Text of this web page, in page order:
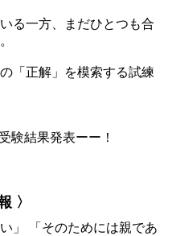
る一方、まだひとつも合
「正解」を模索する試練
験結果発表ーー！
〉
」 「そのためには親であ